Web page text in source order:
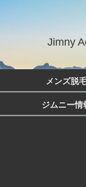
Jimny
メンズ脱
ジムニー情